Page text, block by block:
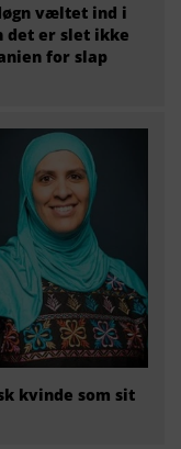
væltet ind i
det er slet ikke
for slap
kvinde som sit